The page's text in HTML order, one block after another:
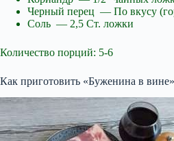
Черный перец — По вкусу
Соль — 2,5 Ст. ложки
Количество порций: 5-6
Как приготовить «Буженина в вине»